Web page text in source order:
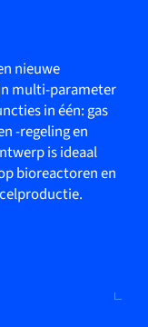
nieuwe
multi-parameter
in één: gas
-regeling en
is ideaal
bioreactoren en